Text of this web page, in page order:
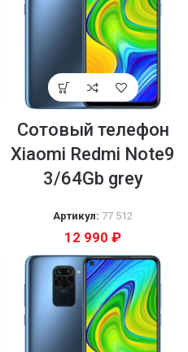
Сотовый телефон
Xiaomi Redmi Note9
3/64Gb grey
Артикул: 77 512
12 990 ₽